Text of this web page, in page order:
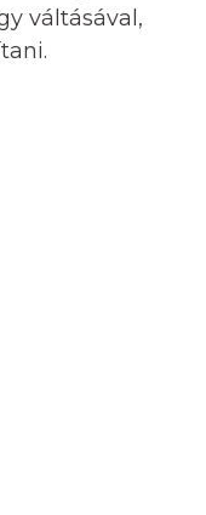
váltásával,